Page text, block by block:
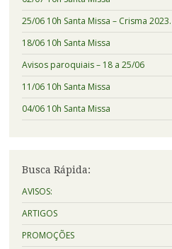
25/06 10h Santa Missa – Crisma 2023.
18/06 10h Santa Missa
Avisos paroquiais – 18 a 25/06
11/06 10h Santa Missa
04/06 10h Santa Missa
Busca Rápida:
AVISOS:
ARTIGOS
PROMOÇÕES